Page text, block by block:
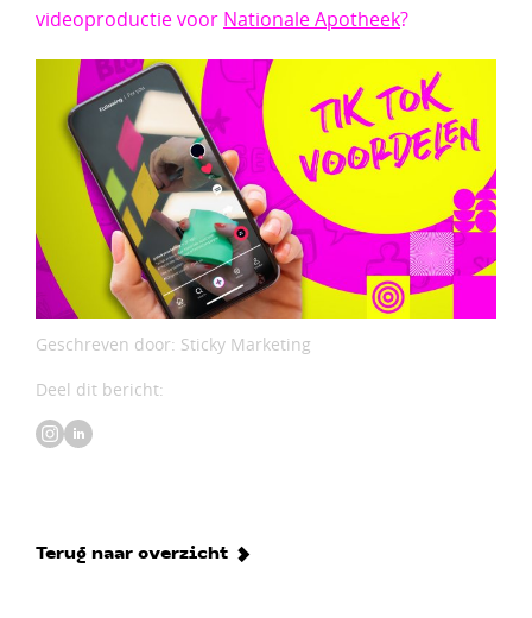
videoproductie voor Nationale Apotheek?
Geschreven door: Sticky Marketing
Deel dit bericht:
Terug naar overzicht